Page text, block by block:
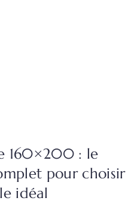
160×200 : le
pour choisir
idéal